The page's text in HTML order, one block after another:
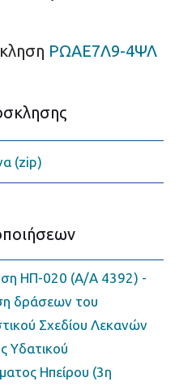
ΡΩΑΕ7Λ9-4ΨΛ
(zip)
ΗΠ-020 (Α/Α 4392) -
δράσεων του
Σχεδίου Λεκανών
Υδατικού
Ηπείρου (3η